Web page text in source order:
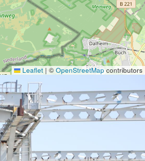
Leaflet | © OpenStreetMapcontributors